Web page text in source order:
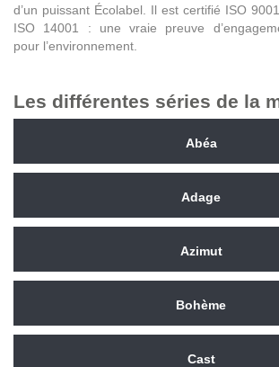
d’un puissant Écolabel. Il est certifié ISO
ISO 14001 : une vraie preuve
pour l’environnement.
Les différentes séries de la
Abéa
Adage
Azimut
Bohème
Cast